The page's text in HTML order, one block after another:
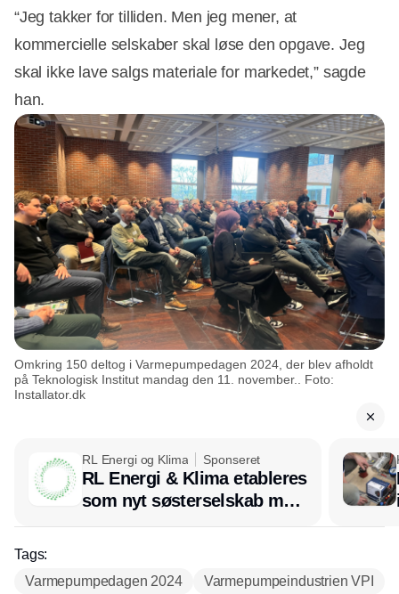
“Jeg takker for tilliden. Men jeg mener, at
kommercielle selskaber skal løse den opgave. Jeg
skal ikke lave salgs materiale for markedet,” sagde
han.
Omkring 150 deltog i Varmepumpedagen 2024, der blev afholdt
på Teknologisk Institut mandag den 11. november.. Foto:
Installator.dk
RL Energi og Klima Sponseret
RL Energi & Klima etableres
som nyt søsterselskab med
afsæt i RL Ventilation
Tags:
Varmepumpedagen 2024
Varmepumpeindustrien VPI